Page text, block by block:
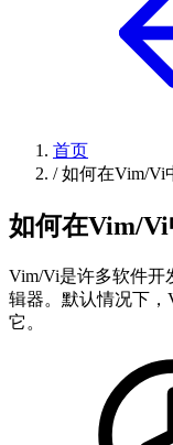
首页
/ 如何在Vim/Vi
如何在Vim/
Vim/Vi是许多软件开
辑器。默认情况下
它。